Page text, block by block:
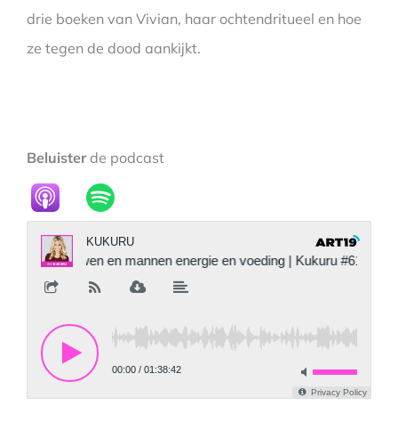
drie boeken van Vivian, haar ochtendritueel en hoe
ze tegen de dood aankijkt.
Beluisterde podcast